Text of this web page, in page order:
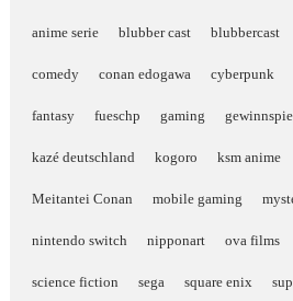
anime serie blubber cast blubbercast
comedy conan edogawa cyberpunk
fantasy fueschp gaming
kazé deutschland kogoro ksm anime
Meitantei Conan mobile gaming
nintendo switch nipponart ova films
science fiction sega square enix